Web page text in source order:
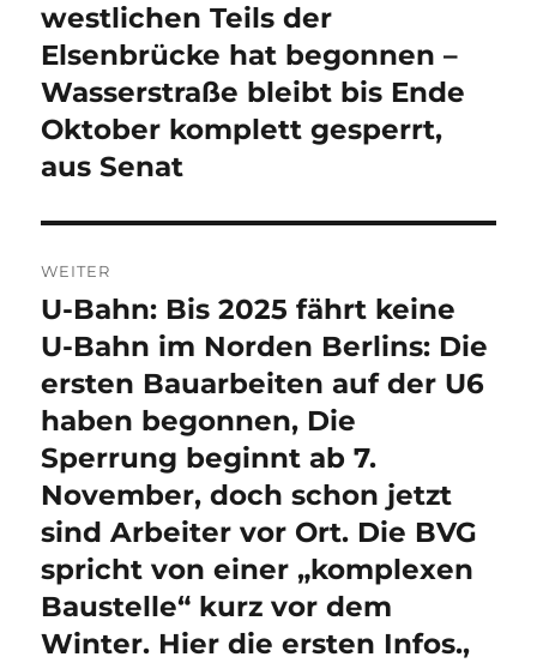
Beitrag:
westlichen Teils der
Elsenbrücke hat begonnen –
Wasserstraße bleibt bis Ende
Oktober komplett gesperrt,
aus Senat
WEITER
Nächster
Beitrag:
U-Bahn: Bis 2025 fährt keine
U-Bahn im Norden Berlins: Die
ersten Bauarbeiten auf der U6
haben begonnen, Die
Sperrung beginnt ab 7.
November, doch schon jetzt
sind Arbeiter vor Ort. Die BVG
spricht von einer „komplexen
Baustelle“ kurz vor dem
Winter. Hier die ersten Infos.,